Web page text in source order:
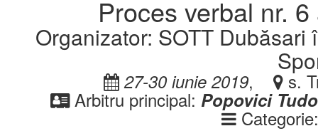
Proces verbal nr.
Organizator: SOTT
27-30 iunie 2019, s.
Arbitru principal: Popovici